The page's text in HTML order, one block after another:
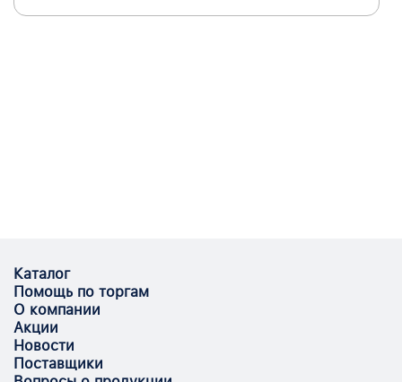
Каталог
Помощь по торгам
О компании
Акции
Новости
Поставщики